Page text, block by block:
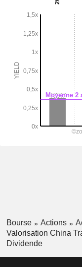
Bourse Actions
Valorisation China
Dividende